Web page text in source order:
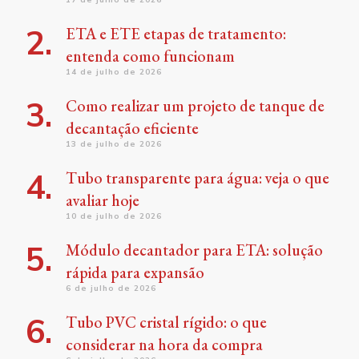
ETA e ETE etapas de tratamento:
entenda como funcionam
14 de julho de 2026
Como realizar um projeto de tanque de
decantação eficiente
13 de julho de 2026
Tubo transparente para água: veja o que
avaliar hoje
10 de julho de 2026
Módulo decantador para ETA: solução
rápida para expansão
6 de julho de 2026
Tubo PVC cristal rígido: o que
considerar na hora da compra